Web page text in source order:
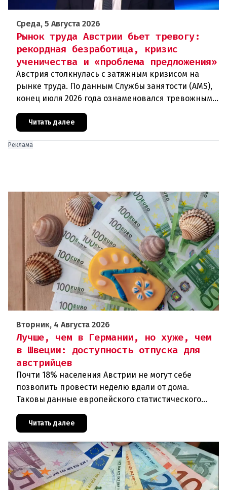
Среда, 5 Августа 2026
Рынок труда Австрии бьет тревогу:
рекордная безработица, кризис
ученичества и «проблема предложения»
Австрия столкнулась с затяжным кризисом на
рынке труда. По данным Службы занятости (AMS),
конец июля 2026 года ознаменовался тревожными
зарегистрированы как безрабо
Читать далее
Реклама
Вторник, 4 Августа 2026
Лучше, чем в Германии, но хуже, чем
в Швеции: доступность отпуска для
австрийцев
Почти 18% населения Австрии не могут себе
позволить провести неделю вдали от дома.
Таковы данные европейского статистического
стране выглядит лучше ср
Читать далее